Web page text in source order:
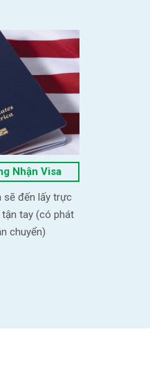
Nhận Visa
sẽ đến lấy trực
tay (có phát
chuyển)